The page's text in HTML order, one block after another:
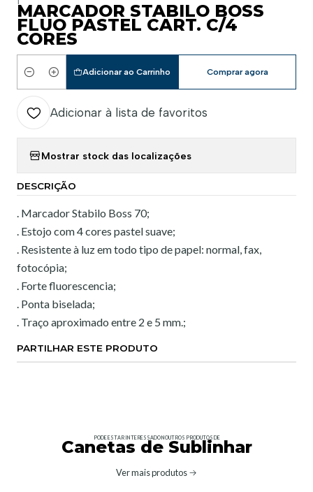
MARCADOR STABILO BOSS
FLUO PASTEL CART. C/4
CORES
Quantidade
Adicionar ao Carrinho Comprar agora
Adicionar à lista de favoritos
Mostrar stock das localizações
DESCRIÇÃO
. Marcador Stabilo Boss 70;
. Estojo com 4 cores pastel suave;
. Resistente à luz em todo tipo de papel: normal, fax,
fotocópia;
. Forte fluorescencia;
. Ponta biselada;
. Traço aproximado entre 2 e 5 mm.;
PARTILHAR ESTE PRODUTO
PODE ESTAR INTERESSADO NOUTROS PRODUTOS DE
Canetas de Sublinhar
Ver mais produtos